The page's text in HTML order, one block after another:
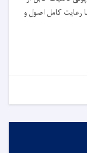
رعایت کامل اصول و